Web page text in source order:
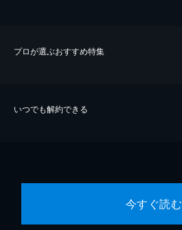
プロが選ぶおすすめ特集
いつでも解約できる
今すぐ読む